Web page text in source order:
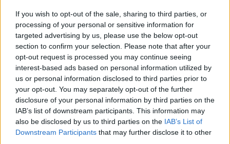
If you wish to opt-out of the sale, sharing to third parties, or
processing of your personal or sensitive information for
targeted advertising by us, please use the below opt-out
section to confirm your selection. Please note that after your
opt-out request is processed you may continue seeing
interest-based ads based on personal information utilized by
us or personal information disclosed to third parties prior to
your opt-out. You may separately opt-out of the further
disclosure of your personal information by third parties on the
IAB’s list of downstream participants. This information may
also be disclosed by us to third parties on the IAB’s List of
Downstream Participants that may further disclose it to other
Sadepäivien määärä heinakuussa
aikaisempina vuosina